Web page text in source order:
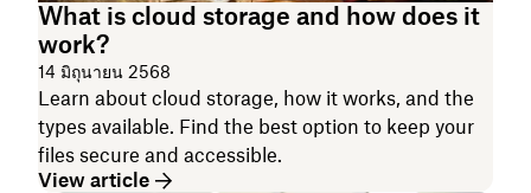
What is cloud storage and how does it
work?
14 มิถุนายน 2568
Learn about cloud storage, how it works, and the
types available. Find the best option to keep your
files secure and accessible.
View article